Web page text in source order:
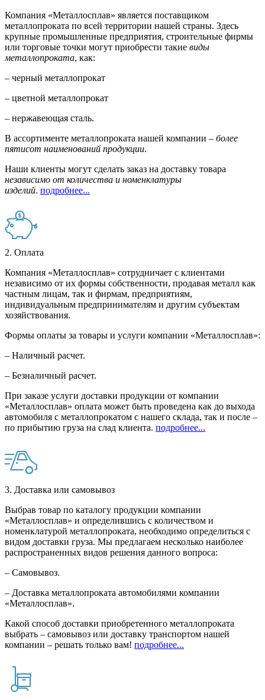
Компания «Металлосплав» является поставщиком
металлопроката по всей территории нашей страны. Здесь
крупные промышленные предприятия, строительные фирмы
или торговые точки могут приобрести такие виды
металлопроката, как:
– черный металлопрокат
– цветной металлопрокат
– нержавеющая сталь.
В ассортименте металлопроката нашей компании – более
пятисот наименований продукции.
Наши клиенты могут сделать заказ на доставку товара
независимо от количества и номенклатуры
изделий. подробнее...
2. Оплата
Компания «Металлосплав» сотрудничает с клиентами
независимо от их формы собственности, продавая металл как
частным лицам, так и фирмам, предприятиям,
индивидуальным предпринимателям и другим субъектам
хозяйствования.
Формы оплаты за товары и услуги компании «Металлосплав»:
– Наличный расчет.
– Безналичный расчет.
При заказе услуги доставки продукции от компании
«Металлосплав» оплата может быть проведена как до выхода
автомобиля с металлопрокатом с нашего склада, так и после –
по прибытию груза на слад клиента. подробнее...
3. Доставка или самовывоз
Выбрав товар по каталогу продукции компании
«Металлосплав» и определившись с количеством и
номенклатурой металлопроката, необходимо определиться с
видом доставки груза. Мы предлагаем несколько наиболее
распространенных видов решения данного вопроса:
– Самовывоз.
– Доставка металлопроката автомобилями компании
«Металлосплав».
Какой способ доставки приобретенного металлопроката
выбрать – самовывоз или доставку транспортом нашей
компании – решать только вам! подробнее...